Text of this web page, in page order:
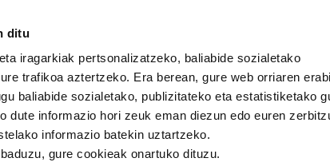
ditu
iragarkiak pertsonalizatzeko, baliabide sozialetako
trafikoa aztertzeko. Era berean, gure web orriaren
baliabide sozialetako, publizitateko eta estatistiketako
dute informazio hori zeuk eman diezun edo euren
informazio batekin uztartzeko.
gure cookieak onartuko dituzu.
Enbata + Alda! 2140